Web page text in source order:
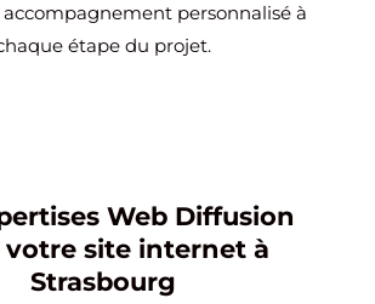
personnalisé à
étape du projet.
Web Diffusion
votre site internet à
Strasbourg